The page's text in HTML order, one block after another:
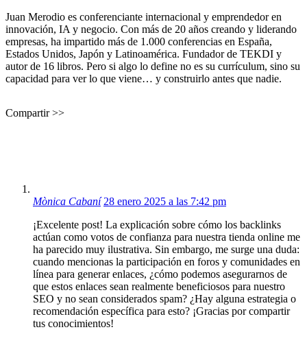
Juan Merodio es conferenciante internacional y emprendedor en
innovación, IA y negocio. Con más de 20 años creando y liderando
empresas, ha impartido más de 1.000 conferencias en España,
Estados Unidos, Japón y Latinoamérica. Fundador de TEKDI y
autor de 16 libros. Pero si algo lo define no es su currículum, sino su
capacidad para ver lo que viene… y construirlo antes que nadie.
Compartir >>
Mònica Cabaní 28 enero 2025 a las 7:42 pm
¡Excelente post! La explicación sobre cómo los backlinks
actúan como votos de confianza para nuestra tienda online me
ha parecido muy ilustrativa. Sin embargo, me surge una duda:
cuando mencionas la participación en foros y comunidades en
línea para generar enlaces, ¿cómo podemos asegurarnos de
que estos enlaces sean realmente beneficiosos para nuestro
SEO y no sean considerados spam? ¿Hay alguna estrategia o
recomendación específica para esto? ¡Gracias por compartir
tus conocimientos!